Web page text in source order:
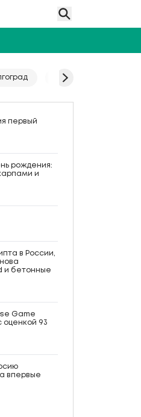
Гайд
первый
рождения:
и
в России,
и бетонные
Game
оценкой 93
впервые